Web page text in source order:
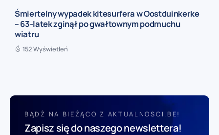
Śmiertelny wypadek kitesurfera w Oostduinkerke
– 63-latek zginął po gwałtownym podmuchu
wiatru
152 Wyświetleń
BĄDŹ NA BIEŻĄCO Z AKTUALNOSCI.BE!
Zapisz się do naszego newslettera!